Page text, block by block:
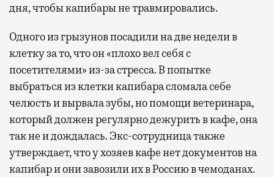
дня, чтобы капибары не травмировались.
Одного из грызунов посадили на две недели в
клетку за то, что он «плохо вел себя с
посетителями» из-за стресса. В попытке
выбраться из клетки капибара сломала себе
челюсть и вырвала зубы, но помощи ветеринара,
который должен регулярно дежурить в кафе, она
так не и дождалась. Экс-сотрудница также
утверждает, что у хозяев кафе нет документов на
капибар и они завозили их в Россию в чемоданах.